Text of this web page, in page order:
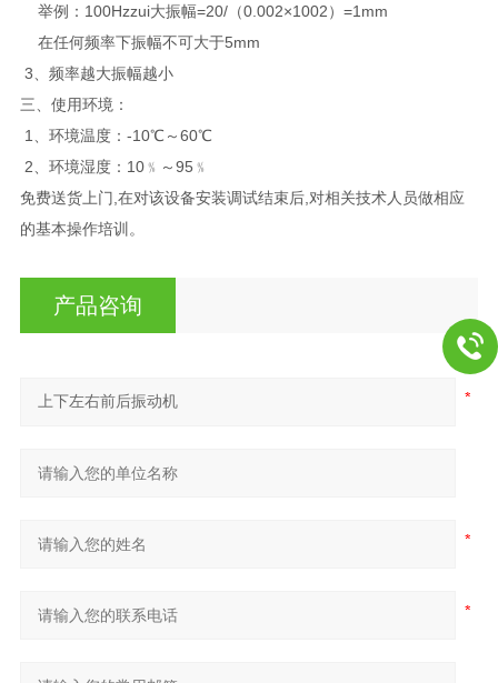
举例：100Hzzui大振幅=20/（0.002×1002）=1mm
在任何频率下振幅不可大于5mm
3、频率越大振幅越小
三、 使用环境：
1、环境温度：-10℃～60℃
2、环境湿度：10﹪～95﹪
免费送货上门,在对该设备安装调试结束后,对相关技术人员做相应
的基本操作培训。
产品咨询